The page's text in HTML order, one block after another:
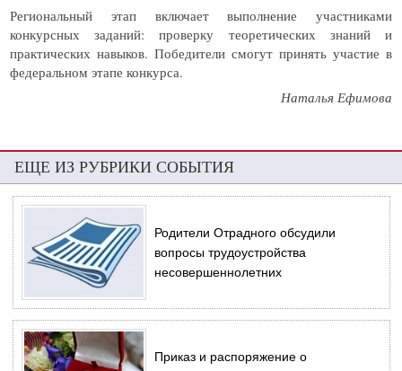
Региональный этап включает выполнение участниками
конкурсных заданий: проверку теоретических знаний и
практических навыков. Победители смогут принять участие в
федеральном этапе конкурса.
Наталья Ефимова
ЕЩЕ ИЗ РУБРИКИ СОБЫТИЯ
Родители Отрадного обсудили
вопросы трудоустройства
несовершеннолетних
Приказ и распоряжение о